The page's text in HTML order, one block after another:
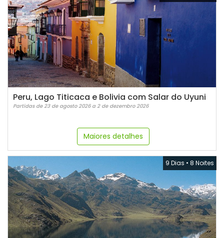
Peru, Lago Titicaca e Bolivia com Salar do Uyuni
Partidas de 23 de agosto 2026 a 2 de dezembro 2026
Maiores detalhes
9 Dias • 8 Noites